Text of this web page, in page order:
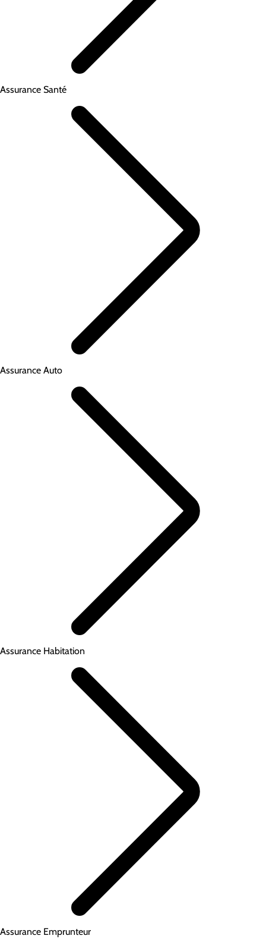
Assurance Santé
Assurance Auto
Assurance Habitation
Assurance Emprunteur